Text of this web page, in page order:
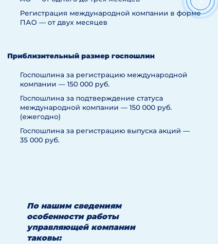
Регистрация международной компании в форме
ПАО — от двух месяцев
Приблизительный размер госпошлин
Госпошлина за регистрацию международной
компании — 150 000 руб.
Госпошлина за подтверждение статуса
международной компании — 150 000 руб.
(ежегодно)
Госпошлина за регистрацию выпуска акций —
35 000 руб.
По нашим сведениям
особенности работы
управляющей компании
таковы: